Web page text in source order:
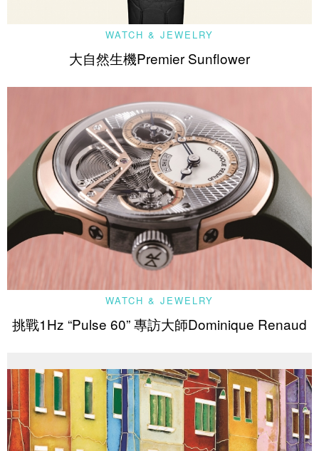
WATCH & JEWELRY
大自然生機Premier Sunflower
WATCH & JEWELRY
挑戰1Hz “Pulse 60” 專訪大師Dominique Renaud